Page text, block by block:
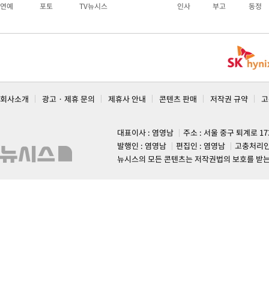
연예 포토 TV뉴시스 인사 부고 동정
회사소개 광고 · 제휴 문의 제휴사 안내 콘텐츠 판매 저작권 규약
대표이사 : 염영남
주소 : 서울 중구 퇴계로
발행인 : 염영남
편집인 : 염영남
고충처리
뉴시스의 모든 콘텐츠는 저작권법의 보호를